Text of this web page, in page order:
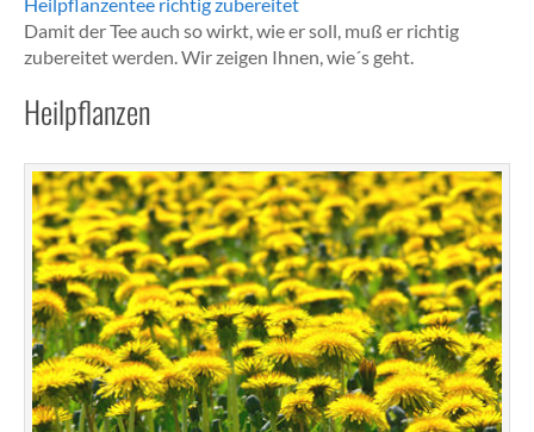
Damit der Tee auch so wirkt, wie er soll, muß er richtig
zubereitet werden. Wir zeigen Ihnen, wie´s geht.
Heilpflanzen